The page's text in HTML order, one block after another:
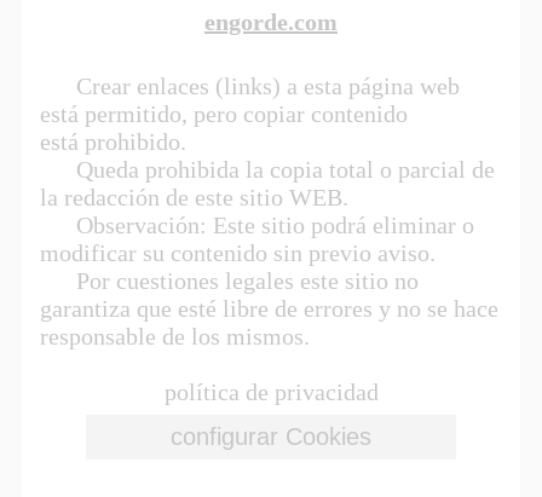
engorde.com
Crear enlaces (links) a esta página web
está permitido, pero copiar contenido
está prohibido.
Queda prohibida la copia total o parcial de
la redacción de este sitio WEB.
Observación: Este sitio podrá eliminar o
modificar su contenido sin previo aviso.
Por cuestiones legales este sitio no
garantiza que esté libre de errores y no se hace
responsable de los mismos.
política de privacidad